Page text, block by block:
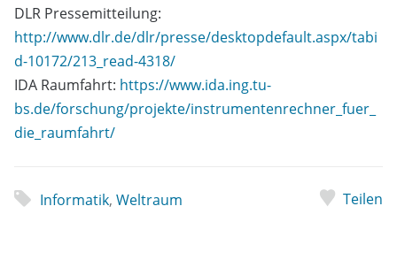
DLR Pressemitteilung:
http://www.dlr.de/dlr/presse/desktopdefault.aspx/tabi
d-10172/213_read-4318/
IDA Raumfahrt: https://www.ida.ing.tu-
bs.de/forschung/projekte/instrumentenrechner_fuer_
die_raumfahrt/
Informatik, Weltraum Teilen